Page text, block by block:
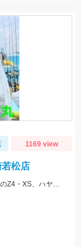
1169 view
松店
伊勢湾ジギング青物釣れてます！ヒットジグはCBONEのZ4・XS、ハヤブサのスイッチなどなど！